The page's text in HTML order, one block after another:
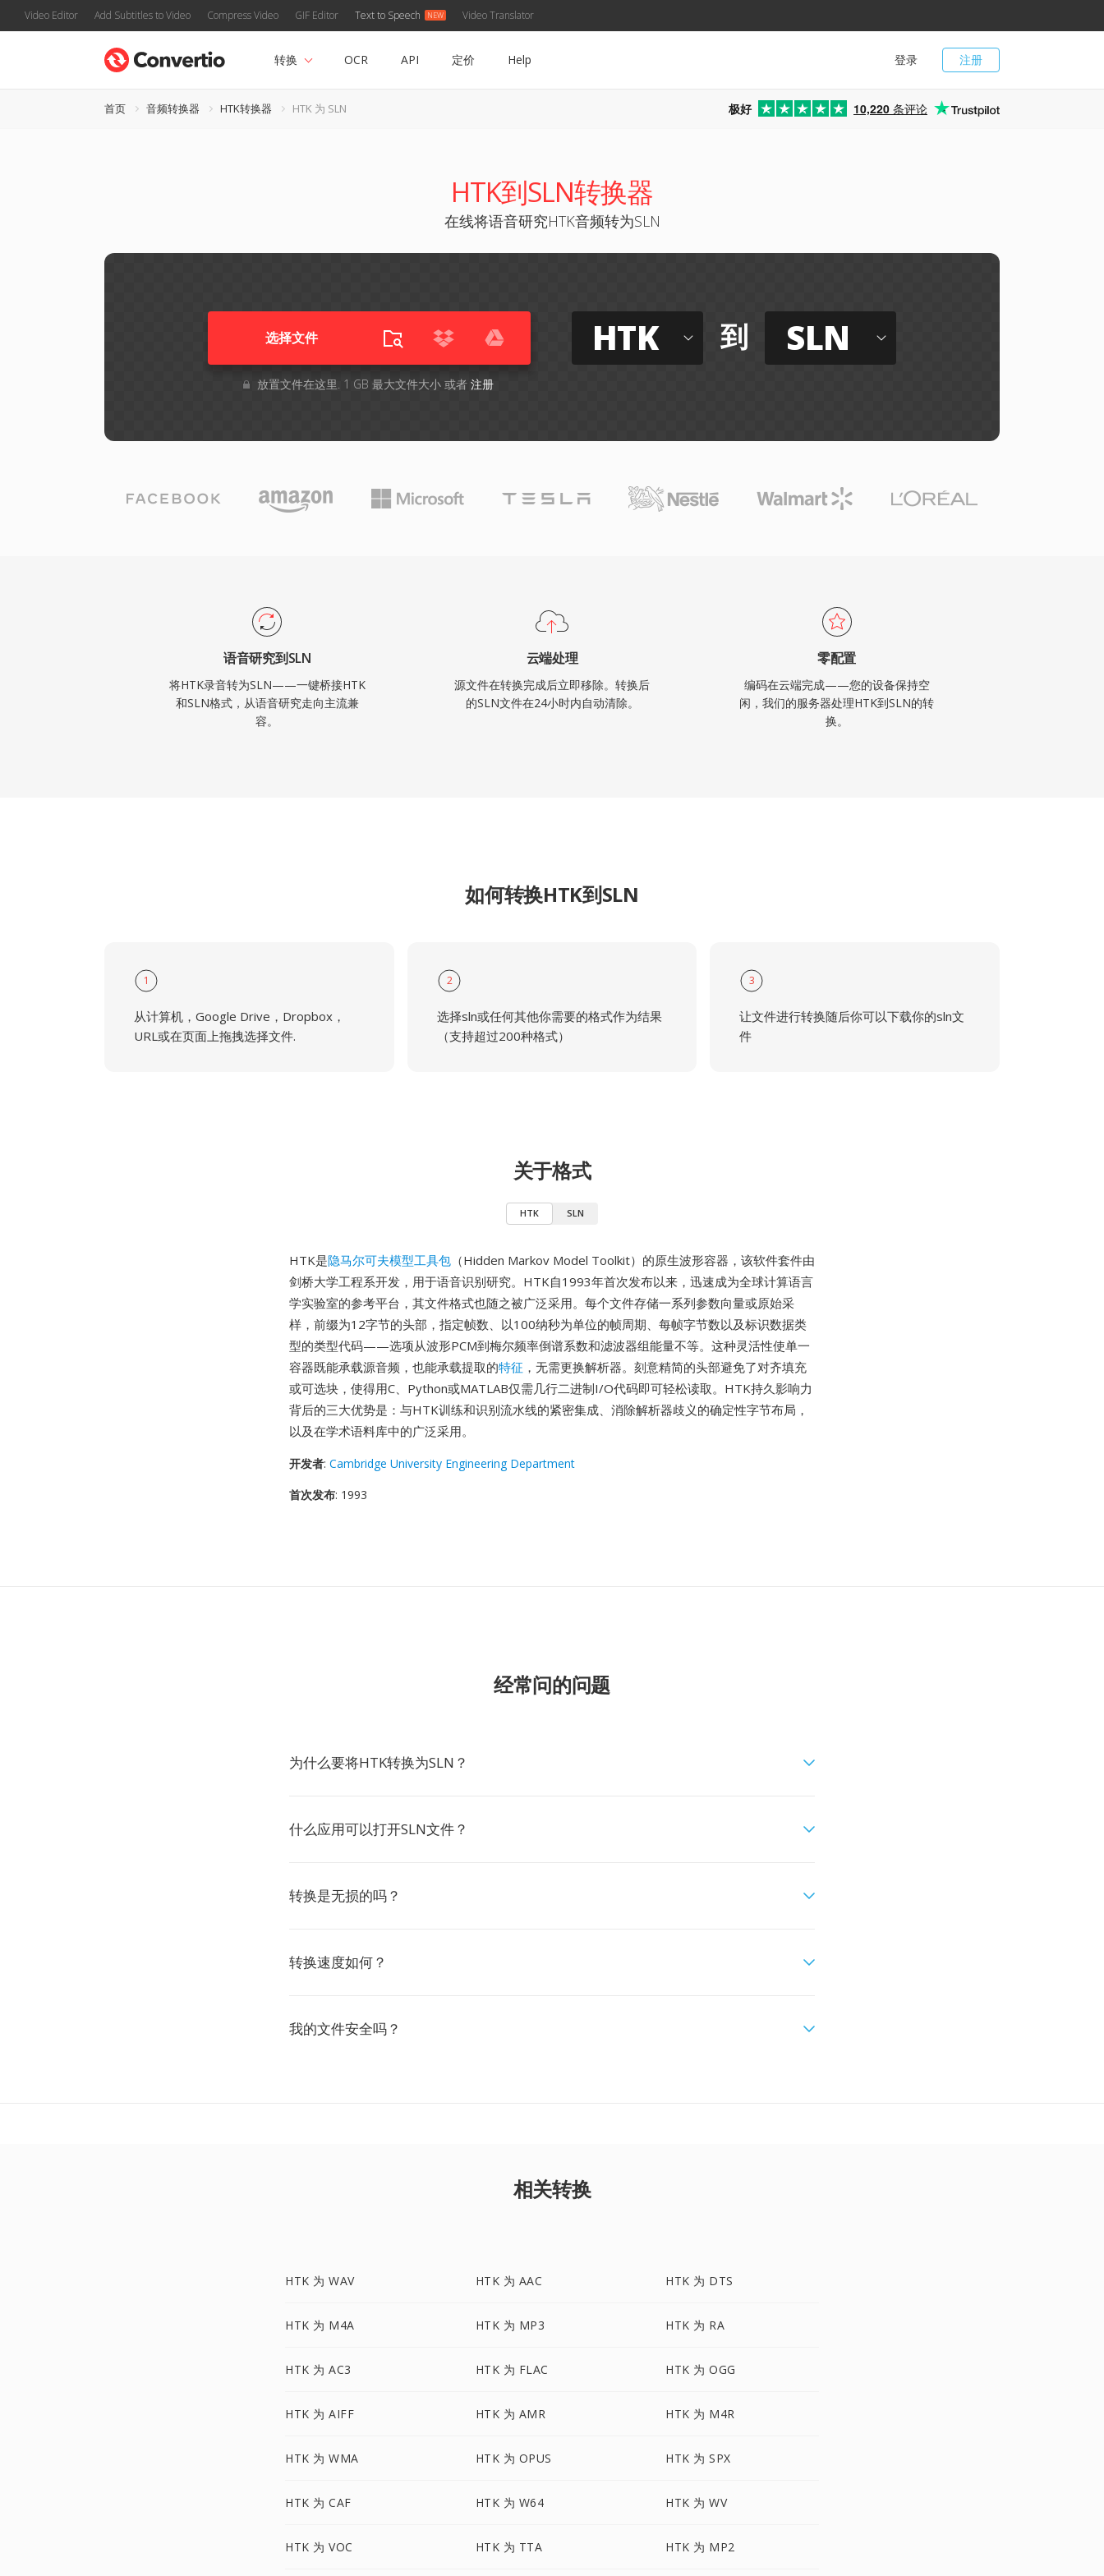
Video Editor Add Subtitles to Video Compress Video GIF Editor Text to Speech Video Translator
注册
登录
转换 OCR API 定价 Help
首页 音频转换器 HTK转换器 HTK 为 SLN 极好 10,220 条评论
HTK到SLN转换器
在线将语音研究HTK音频转为SLN
选择文件
放置文件在这里. 1 GB 最大文件大小 或者 注册
HTK 到 SLN
语音研究到SLN
将HTK录音转为SLN——一键桥接HTK
和SLN格式，从语音研究走向主流兼
容。
云端处理
源文件在转换完成后立即移除。转换后
的SLN文件在24小时内自动清除。
零配置
编码在云端完成——您的设备保持空
闲，我们的服务器处理HTK到SLN的转
换。
如何转换HTK到SLN
1
从计算机，Google Drive，Dropbox，
URL或在页面上拖拽选择文件.
2
选择sln或任何其他你需要的格式作为结果
（支持超过200种格式）
3
让文件进行转换随后你可以下载你的sln文
件
关于格式
HTK SLN
HTK是隐马尔可夫模型工具包 （Hidden Markov Model Toolkit）的原生波形容器，该软件套件由
剑桥大学工程系开发，用于语音识别研究。HTK自1993年首次发布以来，迅速成为全球计算语言
学实验室的参考平台，其文件格式也随之被广泛采用。每个文件存储一系列参数向量或原始采
样，前缀为12字节的头部，指定帧数、以100纳秒为单位的帧周期、每帧字节数以及标识数据类
型的类型代码——选项从波形PCM到梅尔频率倒谱系数和滤波器组能量不等。这种灵活性使单一
容器既能承载源音频，也能承载提取的特征 ，无需更换解析器。刻意精简的头部避免了对齐填充
或可选块，使得用C、Python或MATLAB仅需几行二进制I/O代码即可轻松读取。HTK持久影响力
背后的三大优势是：与HTK训练和识别流水线的紧密集成、消除解析器歧义的确定性字节布局，
以及在学术语料库中的广泛采用。
开发者: Cambridge University Engineering Department
首次发布: 1993
经常问的问题
为什么要将HTK转换为SLN？
什么应用可以打开SLN文件？
转换是无损的吗？
转换速度如何？
我的文件安全吗？
相关转换
HTK 为 WAV HTK 为 AAC HTK 为 DTS
HTK 为 M4A HTK 为 MP3 HTK 为 RA
HTK 为 AC3 HTK 为 FLAC HTK 为 OGG
HTK 为 AIFF HTK 为 AMR HTK 为 M4R
HTK 为 WMA HTK 为 OPUS HTK 为 SPX
HTK 为 CAF HTK 为 W64 HTK 为 WV
HTK 为 VOC HTK 为 TTA HTK 为 MP2